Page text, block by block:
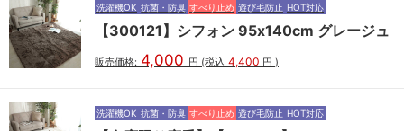
洗濯機OK 抗菌・防臭 すべり止め 遊び毛防止 HOT対応
【300121】シフォン 95x140cm グレージュ
販売価格: 4,000 円 (税込 4,400 円 )
洗濯機OK 抗菌・防臭 すべり止め 遊び毛防止 HOT対応